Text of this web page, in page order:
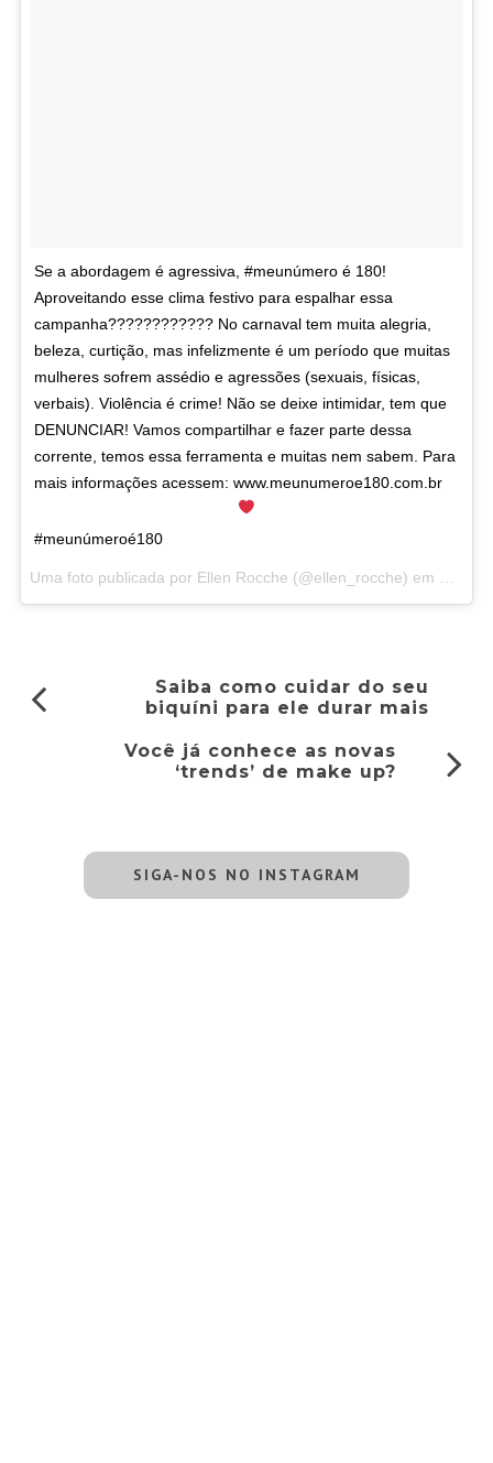
Se a abordagem é agressiva, #meunúmero é 180!
Aproveitando esse clima festivo para espalhar essa
campanha???????????? No carnaval tem muita alegria,
beleza, curtição, mas infelizmente é um período que muitas
mulheres sofrem assédio e agressões (sexuais, físicas,
verbais). Violência é crime! Não se deixe intimidar, tem que
DENUNCIAR! Vamos compartilhar e fazer parte dessa
corrente, temos essa ferramenta e muitas nem sabem. Para
mais informações acessem: www.meunumeroe180.com.br
#meunúmeroé180
Saiba como cuidar do seu
biquíni para ele durar mais
Você já conhece as novas
‘trends’ de make up?
SIGA-NOS NO INSTAGRAM